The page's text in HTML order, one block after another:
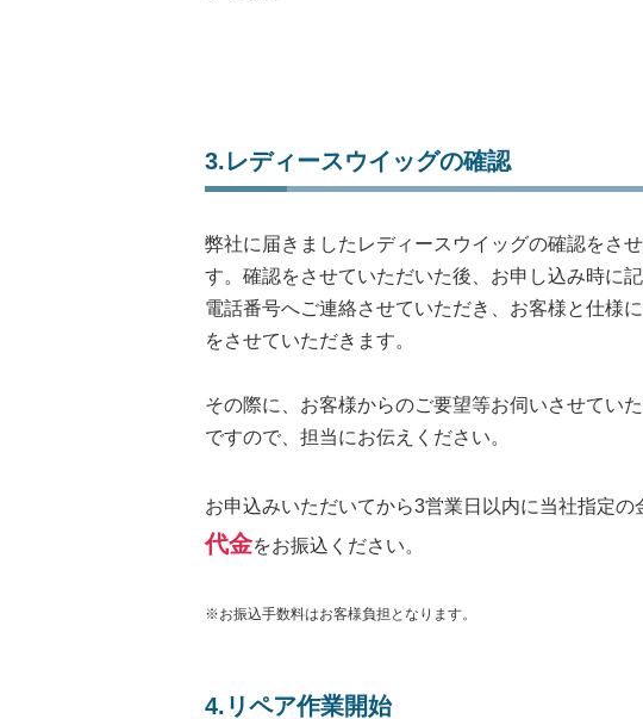
3.レディースウイッグの確認
弊社に届きましたレディースウイッグの確認をさ
す。確認をさせていただいた後、お申し込み時に
電話番号へご連絡させていただき、お客様と仕様
をさせていただきます。
その際に、お客様からのご要望等お伺いさせてい
ですので、担当にお伝えください。
お申込みいただいてから3営業日以内に当社指定の
代金をお振込ください。
※お振込手数料はお客様負担となります。
4.リペア作業開始